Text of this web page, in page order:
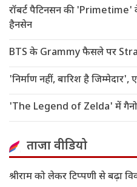
रॉबर्ट पैटिनसन की 'Primetime'
हैनसेन
BTS के Grammy फैसले पर
'निर्माण नहीं, बारिश है
'The Legend of Zelda' में
ताजा वीडियो
श्रीराम को लेकर टिप्पणी से बढ़ा